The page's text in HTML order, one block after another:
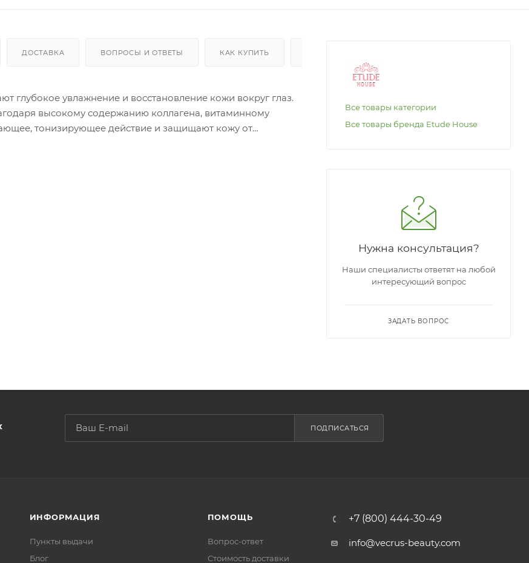
ДОСТАВКА ВОПРОСЫ И ОТВЕТЫ КАК КУПИТЬ
глубокое увлажнение и восстановление кожи вокруг глаз.
высокому содержанию коллагена, витаминному
тонизирующее действие и защищают кожу от
Все товары категории
Все товары бренда Etude House
Нужна консультация?
Наши специалисты ответят на любой
интересующий вопрос
ЗАДАТЬ ВОПРОС
ПОДПИСАТЬСЯ
ИНФОРМАЦИЯ
Пункты выдачи
Блог
ПОМОЩЬ
Вопрос-ответ
Стоимость доставки
+7 (800) 444-30-49
info@vecrus-beauty.com